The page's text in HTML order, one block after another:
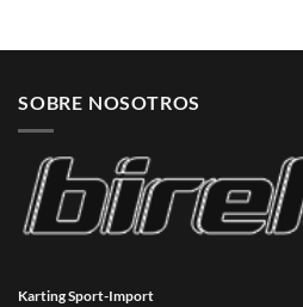
SOBRE NOSOTROS
Karting Sport-Import